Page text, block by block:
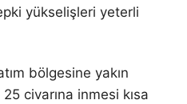
yükselişleri yeterli
bölgesine yakın
civarına inmesi kısa